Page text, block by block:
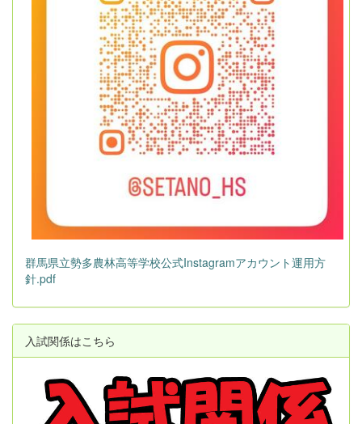
群馬県立勢多農林高等学校公式Instagramアカウント運用方
針.pdf
入試関係はこちら